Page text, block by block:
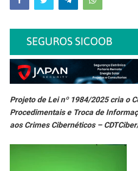
Projeto de Lei nº 1984/2025 cria o
Procedimentais e Troca de
aos Crimes Cibernéticos –